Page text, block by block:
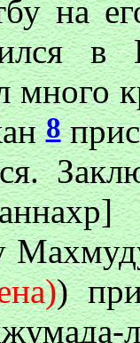
на
много
8
)